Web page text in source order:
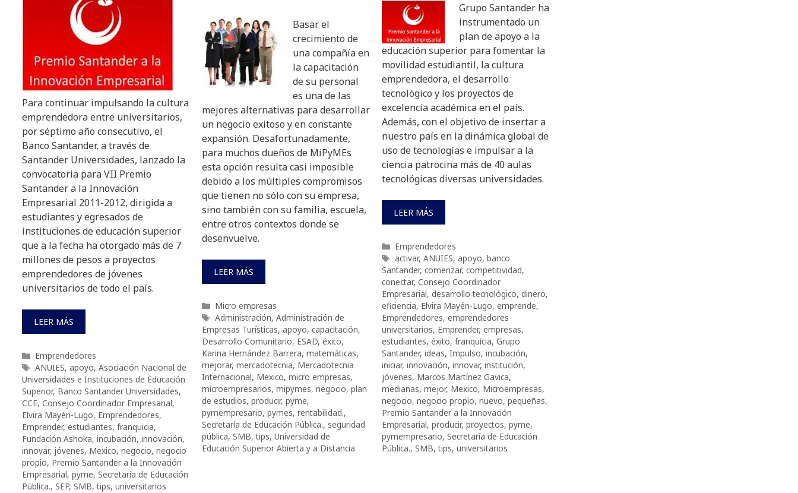
Para continuar impulsando la cultura
emprendedora entre universitarios,
por séptimo año consecutivo, el
Banco Santander, a través de
Santander Universidades, lanzado la
convocatoria para VII Premio
Santander a la Innovación
Empresarial 2011-2012, dirigida a
estudiantes y egresados de
instituciones de educación superior
que a la fecha ha otorgado más de 7
millones de pesos a proyectos
emprendedores de jóvenes
universitarios de todo el país.
LEER MÁS
Categorías
Emprendedores
Etiquetas
ANUIES, apoyo, Asociación Nacional de
Universidades e Instituciones de Educación
Superior, Banco Santander Universidades,
CCE, Consejo Coordinador Empresarial,
Elvira Mayén-Lugo, Emprendedores,
Emprender, estudiantes, franquicia,
Fundación Ashoka, incubación, innovación,
innovar, jóvenes, Mexico, negocio, negocio
propio, Premio Santander a la Innovación
Empresarial, pyme, Secretaría de Educación
Pública., SEP, SMB,tips, universitarios
Basar el
crecimiento de
una compañía en
la capacitación
de su personal
es una de las
mejores alternativas para desarrollar
un negocio exitoso y en constante
expansión. Desafortunadamente,
para muchos dueños de MiPyMEs
esta opción resulta casi imposible
debido a los múltiples compromisos
que tienen no sólo con su empresa,
sino también con su familia, escuela,
entre otros contextos donde se
desenvuelve.
LEER MÁS
Categorías
Micro empresas
Etiquetas
Administración, Administración de
Empresas Turísticas, apoyo, capacitación,
Desarrollo Comunitario, ESAD, éxito,
Karina Hernández Barrera, matemáticas,
mejorar, mercadotecnia, Mercadotecnia
Internacional, Mexico, micro empresas,
microempresarios, mipymes, negocio, plan
de estudios, producir, pyme,
pymempresario, pymes, rentabilidad.,
Secretaría de Educación Pública., seguridad
pública, SMB,tips, Universidad de
Educación Superior Abierta y a Distancia
Grupo Santander ha
instrumentado un
plan de apoyo a la
educación superior para fomentar la
movilidad estudiantil, la cultura
emprendedora, el desarrollo
tecnológico y los proyectos de
excelencia académica en el país.
Además, con el objetivo de insertar a
nuestro país en la dinámica global de
uso de tecnologías e impulsar a la
ciencia patrocina más de 40 aulas
tecnológicas diversas universidades.
LEER MÁS
Categorías
Emprendedores
Etiquetas
activar, ANUIES, apoyo, banco
Santander, comenzar, competitividad,
conectar, Consejo Coordinador
Empresarial, desarrollo tecnológico, dinero,
eficiencia, Elvira Mayén-Lugo, emprende,
Emprendedores, emprendedores
universitarios, Emprender, empresas,
estudiantes, éxito, franquicia, Grupo
Santander, ideas, Impulso, incubación,
iniciar, innovación, innovar, institución,
jóvenes, Marcos Martínez Gavica,
medianas, mejor, Mexico, Microempresas,
negocio, negocio propio, nuevo, pequeñas,
Premio Santander a la Innovación
Empresarial, producir, proyectos, pyme,
pymempresario, Secretaría de Educación
Pública., SMB,tips, universitarios